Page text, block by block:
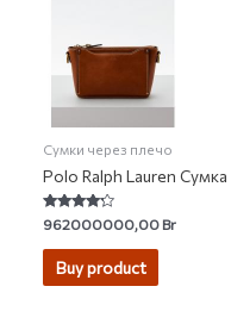
Сумки через плечо
Polo Ralph Lauren Сумка
Rated
4.00
out of 5
962000000,00Br
Buy product